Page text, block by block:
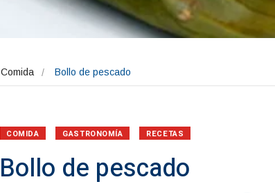
Comida Bollo de pescado
COMIDA GASTRONOMÍA RECETAS
Bollo de pescado